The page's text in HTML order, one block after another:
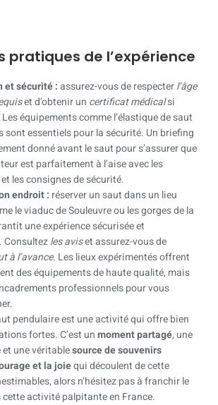
pratiques de l’expérience
et sécurité :assurez-vous de respecterl’âge
et d’obtenir un certificat médicalsi
équipements comme l’élastique de saut
sont essentiels pour la sécurité. Un briefing
donné avant le saut pour s’assurer que
est parfaitement à l’aise avec les
les consignes de sécurité.
endroit : réserver un saut dans un lieu
le viaduc de Souleuvre ou les gorges de la
une expérience sécurisée et
Consultezlesaviset assurez-vous de
à l’avance. Les lieux expérimentés offrent
des équipements de haute qualité, mais
professionnels pour vous
pendulaire est une activité qui offre bien
fortes. C’est unmoment partagé, une
une véritablesource de souvenirs
et la joiequi découlent de cette
alors n’hésitez pas à franchir le
activité palpitante en France.